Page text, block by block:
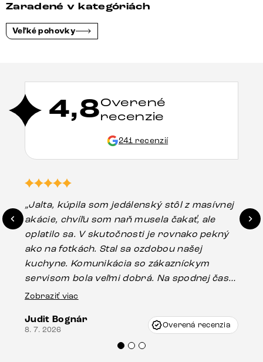
Zaradené v kategóriách
Veľké pohovky
4,8Overené
recenzie
241 recenzií
„Jalta, kúpila som jedálenský stôl z masívnej
akácie, chvíľu som naň musela čakať, ale
oplatilo sa. V skutočnosti je rovnako pekný
ako na fotkách. Stal sa ozdobou našej
kuchyne. Komunikácia so zákazníckym
servisom bola veľmi dobrá. Na spodnej časti
stola bolo malé poškodenie, pravdepodobne
Vincze pri riešení mojej záležitosti pristúpili
veľmi korektne. Odporúčam produkty Delife
Zobraziť viac
Judit Bognár
8. 7. 2026 Overená recenzia